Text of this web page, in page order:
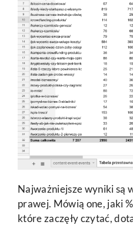
Najważniejsze wyniki są
prawej. Mówią one, jaki
które zaczęły czytać,